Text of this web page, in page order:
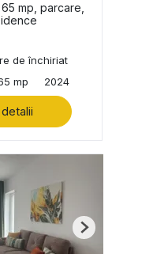
mp, parcare,
de închiriat
mp 2024
Next